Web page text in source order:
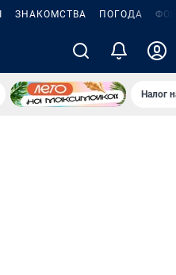
ЗНАКОМСТВА ПОГОДА
Налог